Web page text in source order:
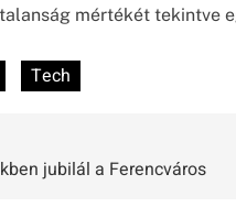
mértékét tekintve
Tech
jubilál a Ferencváros